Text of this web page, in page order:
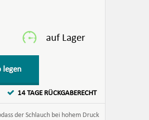
legen
14 TAGE RÜCKGABERECHT
der Schlauch bei hohem Druck